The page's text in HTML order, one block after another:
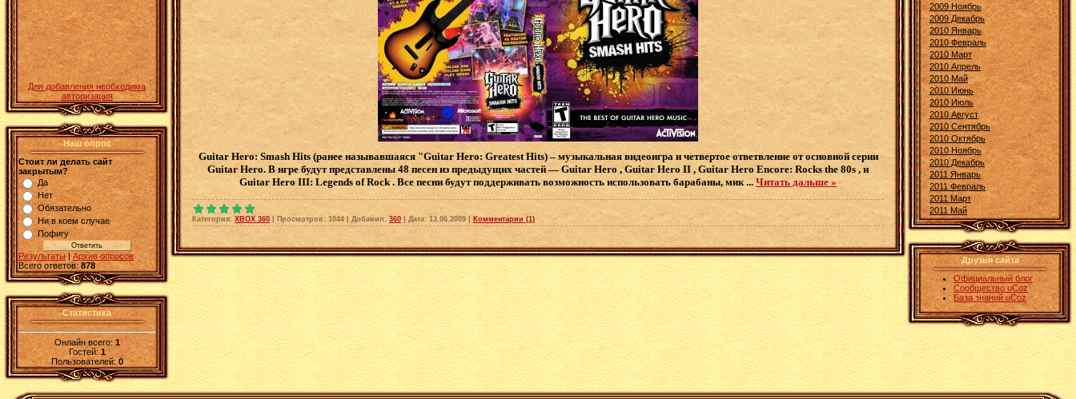
Для добавления необходима
авторизация
Наш опрос
Стоит ли делать сайт
закрытым?
Да
Нет
Обязательно
Ни в коем случае
Пофигу
Результаты|Архив опросов
Всего ответов:878
Статистика
Онлайн всего:1
Гостей:1
Пользователей: 0
Guitar Hero: Smash Hits (ранее называвшаяся "Guitar Hero: Greatest Hits) – музыкальная видеоигра и четвертое ответвление от основной серии
Guitar Hero. В игре будут представлены 48 песен из предыдущих частей — Guitar Hero , Guitar Hero II , Guitar Hero Encore: Rocks the 80s , и
Guitar Hero III: Legends of Rock . Все песни будут поддерживать возможность использовать барабаны, мик ... Читать дальше »
Категория: XBOX 360 Просмотров: 1044 Добавил: 360 Дата: 13.06.2009 Комментарии (1)
2009 Ноябрь
2009 Декабрь
2010 Январь
2010 Февраль
2010 Март
2010 Апрель
2010 Май
2010 Июнь
2010 Июль
2010 Август
2010 Сентябрь
2010 Октябрь
2010 Ноябрь
2010 Декабрь
2011 Январь
2011 Февраль
2011 Март
2011 Май
Друзья сайта
Официальный блог
Сообщество uCoz
База знаний uCoz